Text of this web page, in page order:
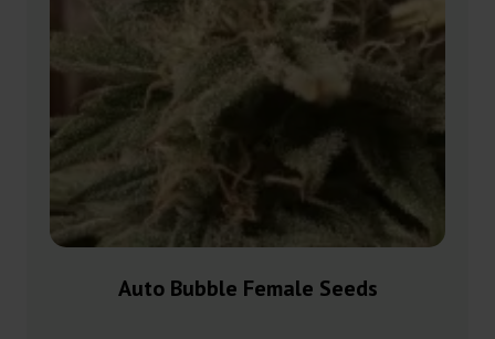
Auto Bubble Female Seeds